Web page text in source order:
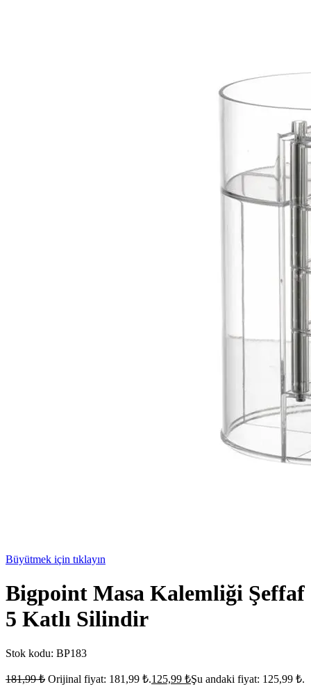
Büyütmek için tıklayın
Bigpoint Masa Kalemliği Şeffaf
5 Katlı Silindir
Stok kodu: BP183
181,99₺ Orijinal fiyat: 181,99 ₺.125,99 ₺Şu andaki fiyat: 125,99 ₺.